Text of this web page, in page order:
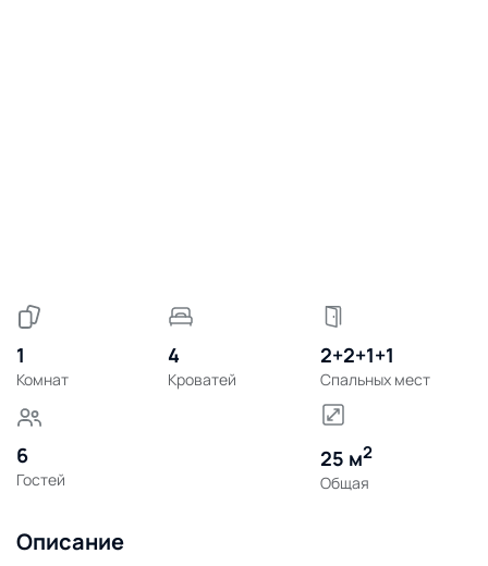
1
Комнат
4
Кроватей
2+2+1+1
Спальных мест
6
Гостей
25 м2
Общая
Описание